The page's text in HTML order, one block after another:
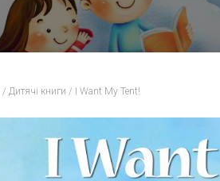
/ Дитячі книги / I Want My Tent!